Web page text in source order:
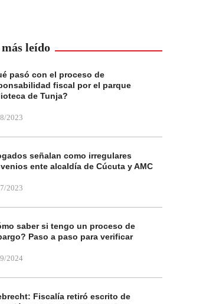
leído
pasó con el proceso de
fiscal por el parque
de Tunja?
2023
señalan como irregulares
ente alcaldía de Cúcuta y AMC
2023
saber si tengo un proceso de
Paso a paso para verificar
2024
Fiscalía retiró escrito de